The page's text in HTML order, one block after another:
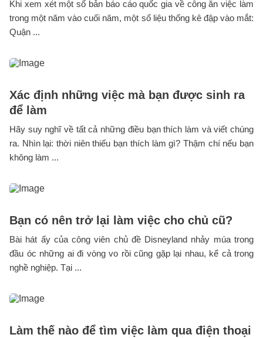
Khi xem xét một số bản báo cáo quốc gia về công ăn việc làm
trong một năm vào cuối năm, một số liệu thống kê đập vào mắt:
Quận ...
Xác định những việc mà bạn được sinh ra
để làm
Hãy suy nghĩ về tất cả những điều bạn thích làm và viết chúng
ra. Nhìn lại: thời niên thiếu bạn thích làm gì? Thậm chí nếu bạn
không làm ...
Bạn có nên trở lại làm việc cho chủ cũ?
Bài hát ấy của công viên chủ đề Disneyland nhảy múa trong
đầu óc những ai đi vòng vo rồi cũng gặp lại nhau, kể cả trong
nghề nghiệp. Tại ...
Làm thế nào để tìm việc làm qua điện thoại